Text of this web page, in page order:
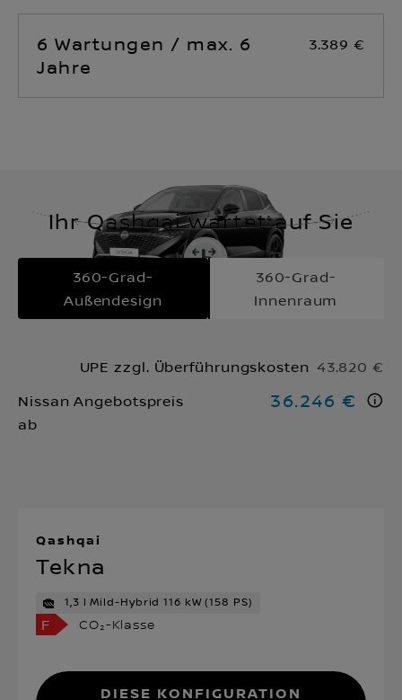
6 Wartungen / max. 6
Jahre
3.389 €
Ihr Qashqai wartet auf Sie
360-Grad-
Außendesign
360-Grad-
Innenraum
UPE zzgl. Überführungskosten 43.820 €
Nissan Angebotspreis
ab
36.246 €
Qashqai
Tekna
1,3 l Mild-Hybrid 116 kW (158 PS)
F CO₂-Klasse
Diese Konfiguration